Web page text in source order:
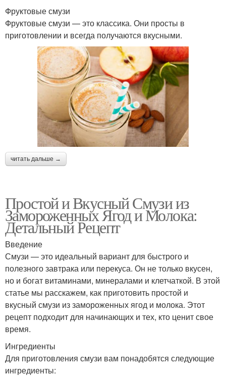
Фруктовые смузи
Фруктовые смузи — это классика. Они просты в
приготовлении и всегда получаются вкусными.
читать дальше →
Простой и Вкусный Смузи из
Замороженных Ягод и Молока:
Детальный Рецепт
Введение
Смузи — это идеальный вариант для быстрого и
полезного завтрака или перекуса. Он не только вкусен,
но и богат витаминами, минералами и клетчаткой. В этой
статье мы расскажем, как приготовить простой и
вкусный смузи из замороженных ягод и молока. Этот
рецепт подходит для начинающих и тех, кто ценит свое
время.
Ингредиенты
Для приготовления смузи вам понадобятся следующие
ингредиенты: